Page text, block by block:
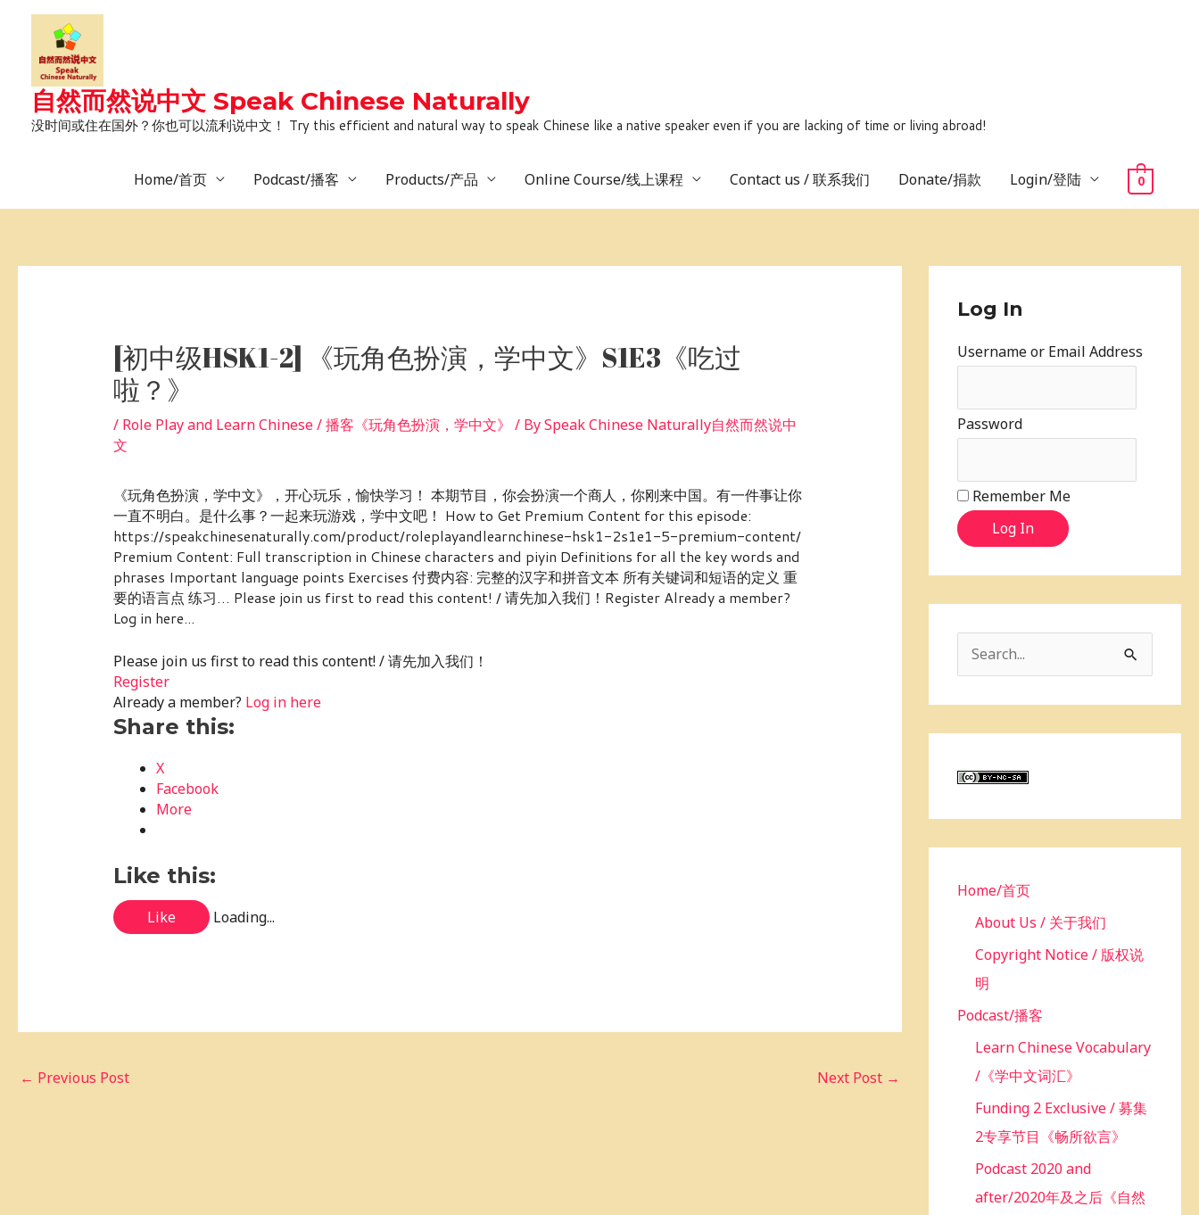
自然而然说中文 Speak Chinese Naturally
没时间或住在国外？你也可以流利说中文！ Try this efficient and natural way to speak Chinese like a native speaker even if you are lacking of time or living abroad!
Home/首页 Podcast/播客 Products/产品 Online Course/线上课程 Contact us / 联系我们 Donate/捐款 Login/登陆 0
[初中级HSK1-2] 《玩角色扮演，学中文》S1E3《吃过
啦？》
/ Role Play and Learn Chinese / 播客《玩角色扮演，学中文》 / BySpeak Chinese Naturally自然而然说中
文
《玩角色扮演，学中文》，开心玩乐，愉快学习！ 本期节目，你会扮演一个商人，你刚来中国。有一件事让你
一直不明白。是什么事？一起来玩游戏，学中文吧！ How to Get Premium Content for this episode:
https://speakchinesenaturally.com/product/roleplayandlearnchinese-hsk1-2s1e1-5-premium-content/
Premium Content: Full transcription in Chinese characters and piyin Definitions for all the key words and
phrases Important language points Exercises 付费内容: 完整的汉字和拼音文本 所有关键词和短语的定义 重
要的语言点 练习… Please join us first to read this content! / 请先加入我们！Register Already a member?
Log in here...
Please join us first to read this content! / 请先加入我们！
Register
Already a member? Log in here
Share this:
X
Facebook
More
Like this:
Like Loading...
← Previous Post Next Post →
Log In
Username or Email Address
Password
Remember Me
Log In
c
r
Home/首页
About Us / 关于我们
Copyright Notice / 版权说
明
Podcast/播客
Learn Chinese Vocabulary
/《学中文词汇》
Funding 2 Exclusive / 募集
2专享节目《畅所欲言》
Podcast 2020 and
after/2020年及之后《自然